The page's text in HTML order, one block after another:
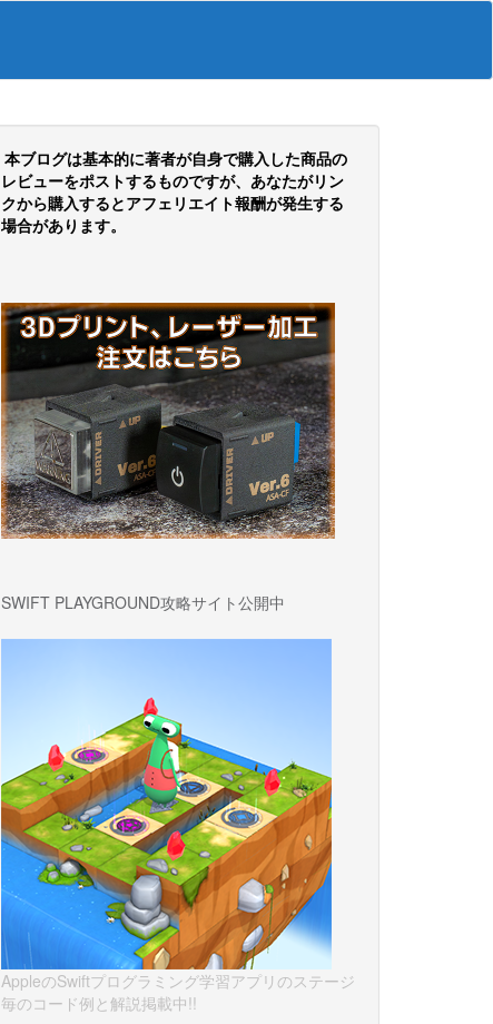
本ブログは基本的に著者が自身で購入した商品の
レビューをポストするものですが、あなたがリン
クから購入するとアフェリエイト報酬が発生する
場合があります。
SWIFT PLAYGROUND攻略サイト公開中
AppleのSwiftプログラミング学習アプリのステージ
毎のコード例と解説掲載中!!